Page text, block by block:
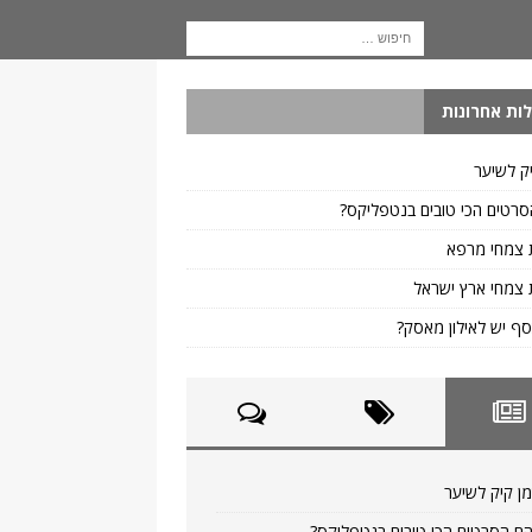
אחרונות
לשיער
הכי טובים בנטפליקס?
צמחי מרפא
צמחי ארץ ישראל
יש לאילון מאסק?
קיק לשיער